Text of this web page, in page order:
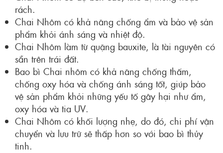
rách.
Chai Nhôm có khả năng chống ẩm và bảo vệ sản
phẩm khỏi ánh sáng và nhiệt độ.
Chai Nhôm làm từ quặng bauxite, là tài nguyên có
sẵn trên trái đất.
Bao bì Chai nhôm có khả năng chống thấm,
chống oxy hóa và chống ánh sáng tốt, giúp bảo
vệ sản phẩm khỏi những yếu tố gây hại như ẩm,
oxy hóa và tia UV.
Chai Nhôm có khối lượng nhẹ, do đó, chi phí vận
chuyển và lưu trữ sẽ thấp hơn so với bao bì thủy
tinh.